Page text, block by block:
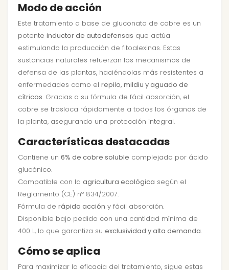
Modo de acción
Este tratamiento a base de gluconato de cobre es un
potente inductor de autodefensas que actúa
estimulando la producción de fitoalexinas. Estas
sustancias naturales refuerzan los mecanismos de
defensa de las plantas, haciéndolas más resistentes a
enfermedades como el repilo, mildiu y aguado de
cítricos. Gracias a su fórmula de fácil absorción, el
cobre se trasloca rápidamente a todos los órganos de
la planta, asegurando una protección integral.
Características destacadas
Contiene un 6% de cobre soluble complejado por ácido
glucónico.
Compatible con la agricultura ecológica según el
Reglamento (CE) nº 834/2007.
Fórmula de rápida acción y fácil absorción.
Disponible bajo pedido con una cantidad mínima de
400 L, lo que garantiza su exclusividad y alta demanda.
Cómo se aplica
Para maximizar la eficacia del tratamiento, sigue estas